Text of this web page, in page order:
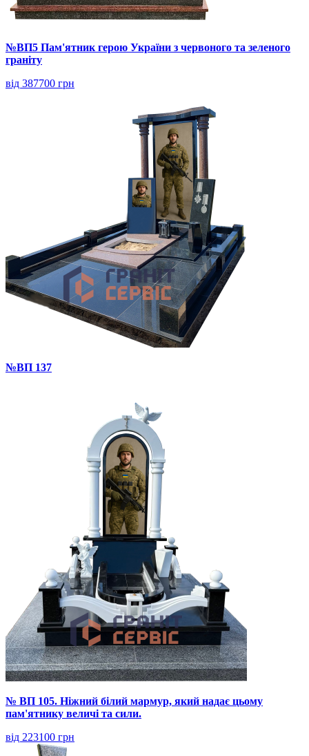
№ВП5 Пам'ятник герою України з червоного та зеленого
граніту
від 387700 грн
№ВП 137
№ ВП 105. Ніжний білий мармур, який надає цьому
пам'ятнику величі та сили.
від 223100 грн